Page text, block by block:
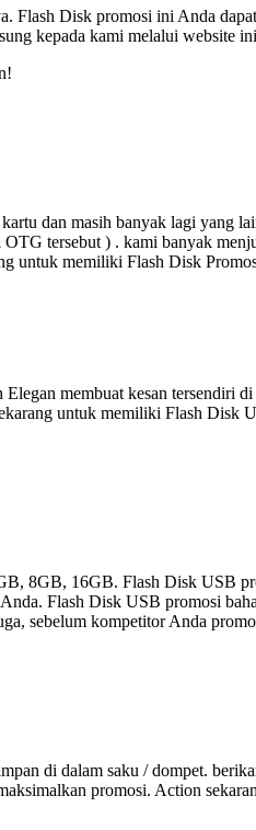
Flash Disk promosi ini Anda
kepada kami melalui website ini
dan masih banyak lagi yang
tersebut ) . kami banyak
untuk memiliki Flash Disk
membuat kesan tersendiri
untuk memiliki Flash Disk
8GB, 16GB. Flash Disk USB
Flash Disk USB promosi
sebelum kompetitor Anda
di dalam saku / dompet.
promosi. Action